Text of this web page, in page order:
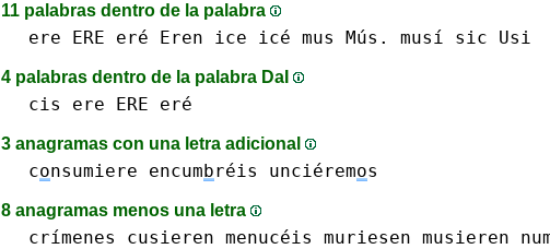
11 palabras dentro de la palabra
ere ERE eré Eren ice icé mus Mús. musí sic Usi
4 palabras dentro de la palabra DaI
cis ere ERE eré
3 anagramas con una letra adicional
consumiere encumbréis unciéremos
8 anagramas menos una letra
crímenes cusieren menucéis muriesen musieren